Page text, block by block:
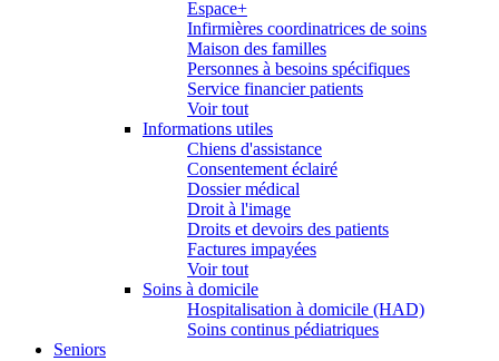
Espace+
Infirmières coordinatrices de soins
Maison des familles
Personnes à besoins spécifiques
Service financier patients
Voir tout
Informations utiles
Chiens d'assistance
Consentement éclairé
Dossier médical
Droit à l'image
Droits et devoirs des patients
Factures impayées
Voir tout
Soins à domicile
Hospitalisation à domicile (HAD)
Soins continus pédiatriques
Seniors